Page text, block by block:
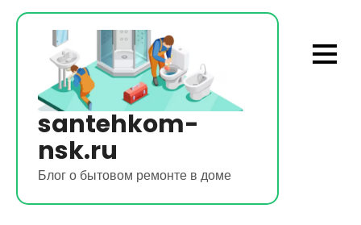
Перейти
содержимому
santehkom-
nsk.ru
Блог о бытовом ремонте в доме